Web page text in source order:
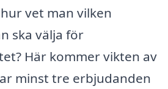
vet man vilken
ska välja för
Här kommer vikten av
minst tre erbjudanden